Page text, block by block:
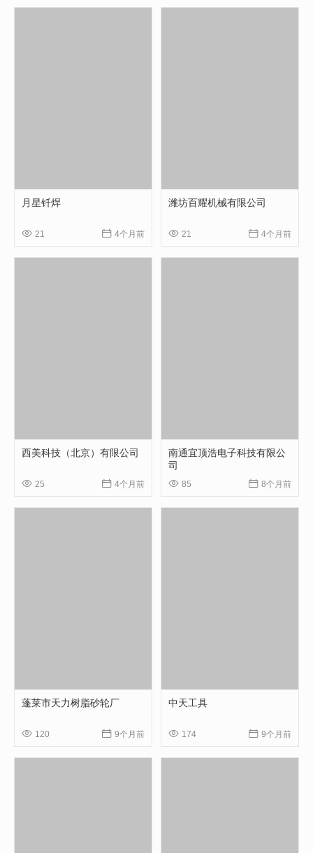
月星钎焊
 21  4个月前
潍坊百耀机械有限公司
 21  4个月前
西美科技（北京）有限公司
 25  4个月前
南通宜顶浩电子科技有限公
司
 85  8个月前
蓬莱市天力树脂砂轮厂
 120  9个月前
中天工具
 174  9个月前